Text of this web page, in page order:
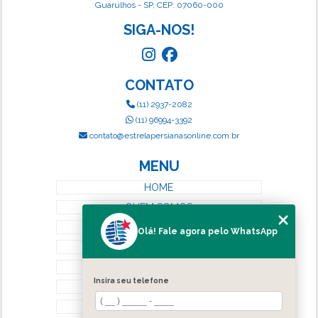
Guarulhos - SP, CEP: 07060-000
SIGA-NOS!
CONTATO
(11) 2937-2082
(11) 96994-3392
contato@estrelapersianasonline.com.br
MENU
HOME
QUEM SOMOS
SERVIÇOS
CATEGORIAS
MAPA DO SITE
Olá! Fale agora pelo WhatsApp
Insira seu telefone